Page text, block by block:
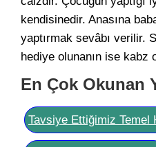
kendisinedir. Anasına
yaptırmak sevâbı verilir.
hediye olunanın ise kabz
En Çok Okunan
Tavsiye Ettiğimiz Temel